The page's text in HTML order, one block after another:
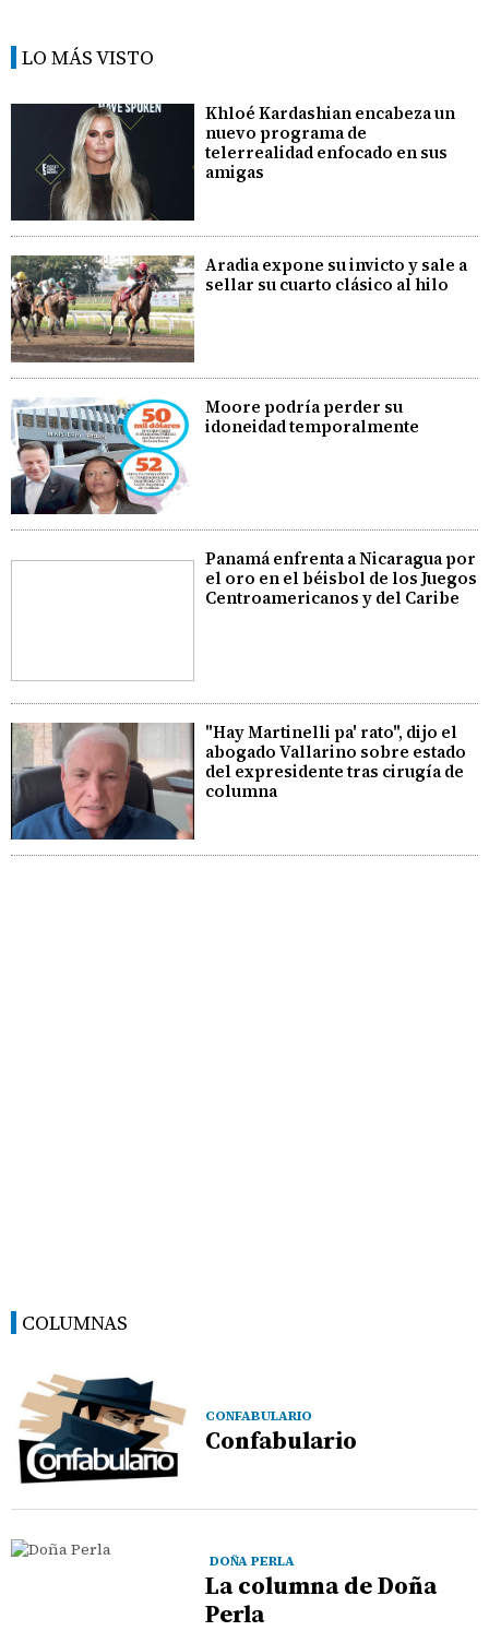
LO MÁS VISTO
Khloé Kardashian encabeza un
nuevo programa de
telerrealidad enfocado en sus
amigas
Aradia expone su invicto y sale a
sellar su cuarto clásico al hilo
Moore podría perder su
idoneidad temporalmente
Panamá enfrenta a Nicaragua por
el oro en el béisbol de los Juegos
Centroamericanos y del Caribe
"Hay Martinelli pa' rato", dijo el
abogado Vallarino sobre estado
del expresidente tras cirugía de
columna
COLUMNAS
CONFABULARIO
Confabulario
DOÑA PERLA
La columna de Doña
Perla